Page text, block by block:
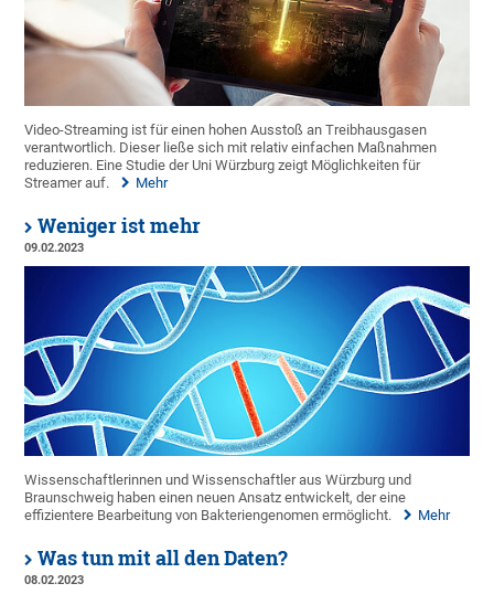
Video-Streaming ist für einen hohen Ausstoß an Treibhausgasen
verantwortlich. Dieser ließe sich mit relativ einfachen Maßnahmen
reduzieren. Eine Studie der Uni Würzburg zeigt Möglichkeiten für
Streamer auf.
Mehr
Weniger ist mehr
09.02.2023
Wissenschaftlerinnen und Wissenschaftler aus Würzburg und
Braunschweig haben einen neuen Ansatz entwickelt, der eine
effizientere Bearbeitung von Bakteriengenomen ermöglicht.
Mehr
Was tun mit all den Daten?
08.02.2023